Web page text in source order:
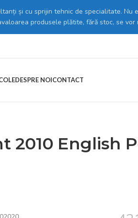
și cu sprijin tehnic de specialitate. Nu
produsele plătite, fără stoc, se
DESPRE NOICONTACT
2010 English